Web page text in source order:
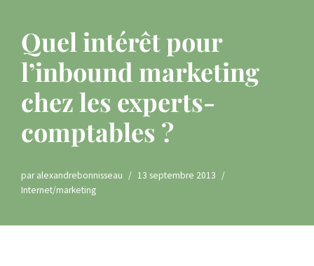
Quel intérêt pour
l’inbound marketing
chez les experts-
comptables ?
paralexandrebonnisseau
13 septembre 2013
Internet/marketing